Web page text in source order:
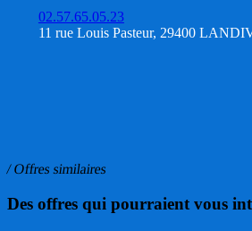
02.57.65.05.23
11 rue Louis Pasteur, 29400
/ Offres similaires
Des offres qui pourraient vous